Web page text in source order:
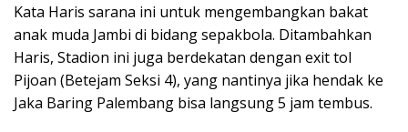
Kata Haris sarana ini untuk mengembangkan bakat
anak muda Jambi di bidang sepakbola. Ditambahkan
Haris, Stadion ini juga berdekatan dengan exit tol
Pijoan (Betejam Seksi 4), yang nantinya jika hendak ke
Jaka Baring Palembang bisa langsung 5 jam tembus.